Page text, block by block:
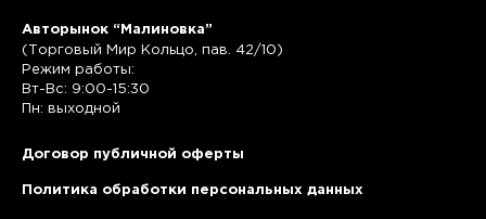
Авторынок “Малиновка”
(Торговый Мир Кольцо, пав. 42/10)
Режим работы:
Вт-Вс: 9:00-15:30
Пн: выходной
Договор публичной оферты
Политика обработки персональных данных